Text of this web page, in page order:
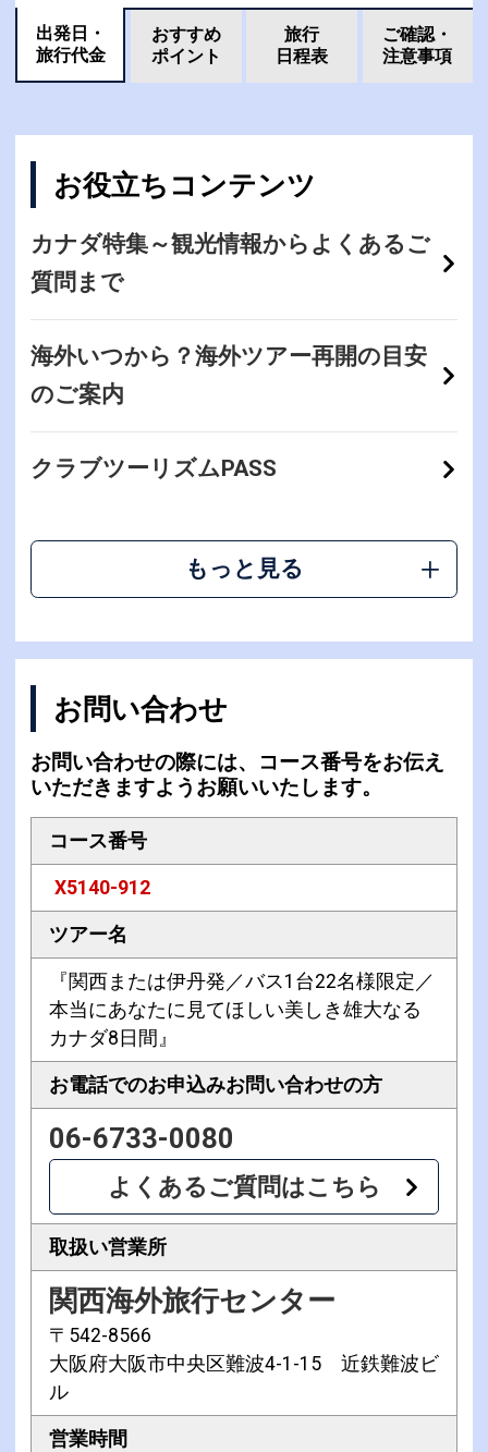
出発日・
旅行代金
おすすめ
ポイント
旅行
日程表
ご確認・
注意事項
お役立ちコンテンツ
カナダ特集～観光情報からよくあるご
質問まで
海外いつから？海外ツアー再開の目安
のご案内
クラブツーリズムPASS
もっと見る
お問い合わせ
お問い合わせの際には、コース番号をお伝え
いただきますようお願いいたします。
コース番号
X5140-912
ツアー名
『関西または伊丹発／バス1台22名様限定／
本当にあなたに見てほしい美しき雄大なる
カナダ8日間』
お電話でのお申込みお問い合わせの方
06-6733-0080
よくあるご質問はこちら
取扱い営業所
関西海外旅行センター
〒542-8566
大阪府大阪市中央区難波4-1-15 近鉄難波ビ
ル
営業時間